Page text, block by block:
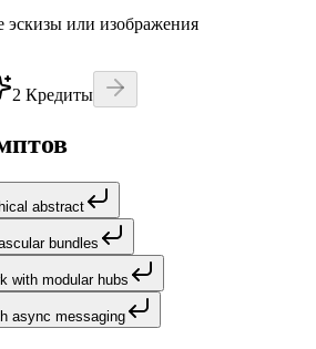
эскизы или изображения
2 Кредиты
abstract
bundles
with modular hubs
async messaging